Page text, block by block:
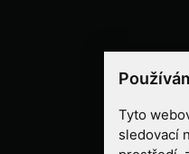
Tyto
sledovací